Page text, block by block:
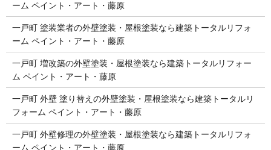
ーム ペイント・アート・藤原
一戸町 塗装業者の外壁塗装・屋根塗装なら建築トータルリフォ
ーム ペイント・アート・藤原
一戸町 増改築の外壁塗装・屋根塗装なら建築トータルリフォー
ム ペイント・アート・藤原
一戸町 外壁 塗り替えの外壁塗装・屋根塗装なら建築トータルリ
フォーム ペイント・アート・藤原
一戸町 外壁修理の外壁塗装・屋根塗装なら建築トータルリフォ
ーム ペイント・アート・藤原